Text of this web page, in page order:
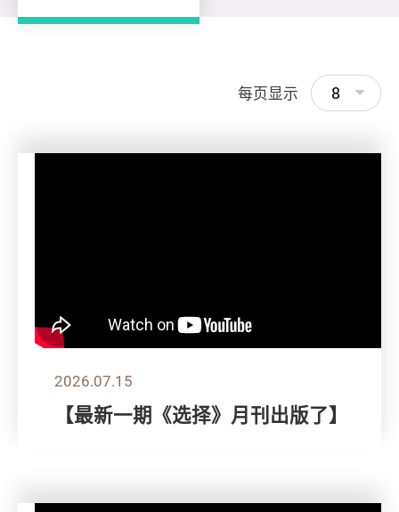
每页显示 8
2026.07.15
【最新一期《选择》月刊出版了】